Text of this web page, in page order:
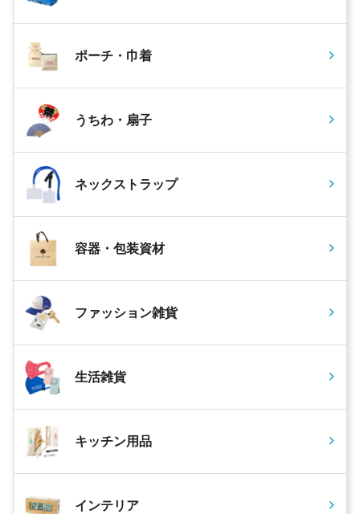
ポーチ・巾着
うちわ・扇子
ネックストラップ
容器・包装資材
ファッション雑貨
生活雑貨
キッチン用品
インテリア